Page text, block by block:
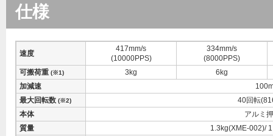
仕様
速度
417mm/s
(10000PPS)
334mm/s
(8000PPS)
可搬荷重 (※1) 3kg
6kg
加減速
最大回転数 (※2)
40回転
本体
アルミ
質量
1.3kg(XME-002)/